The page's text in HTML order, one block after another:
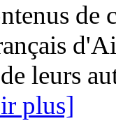
de
leurs
plus]